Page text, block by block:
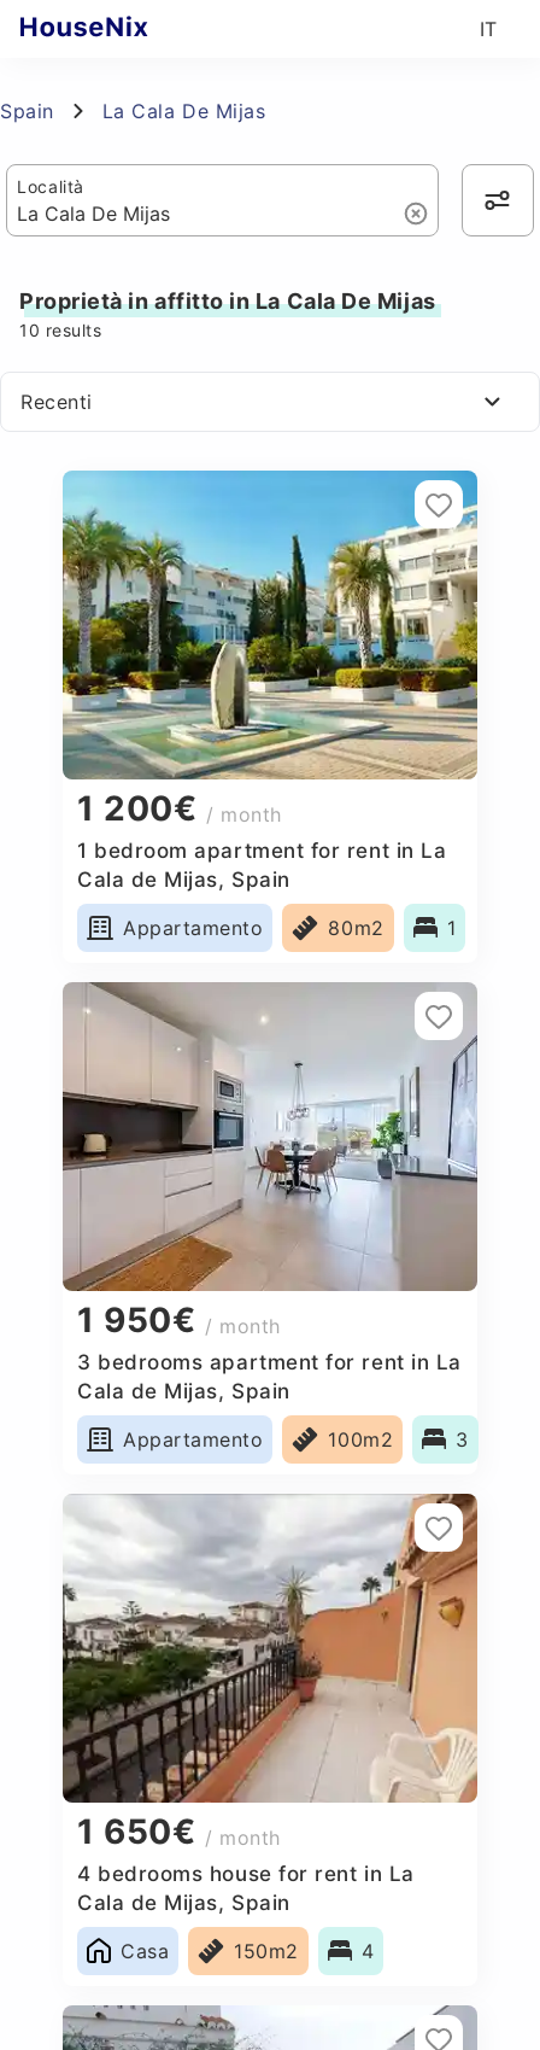
IT
Spain La Cala De Mijas
Località
Proprietà in affitto in La Cala De Mijas
10 results
Recenti
1 200€ / month
1 bedroom apartment for rent in La
Cala de Mijas, Spain
Appartamento
80m2 1
1 950€ / month
3 bedrooms apartment for rent in La
Cala de Mijas, Spain
Appartamento
100m2 3
1 650€ / month
4 bedrooms house for rent in La
Cala de Mijas, Spain
Casa
150m2 4